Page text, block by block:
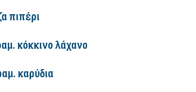
πιπέρι
κόκκινο λάχανο
καρύδια